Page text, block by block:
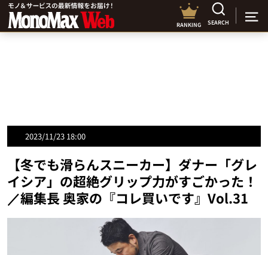
RANKING SEARCH
2023/11/23 18:00
【冬でも滑らんスニーカー】ダナー「グレ
イシア」の超絶グリップ力がすごかった！
／編集長 奥家の『コレ買いです』Vol.31